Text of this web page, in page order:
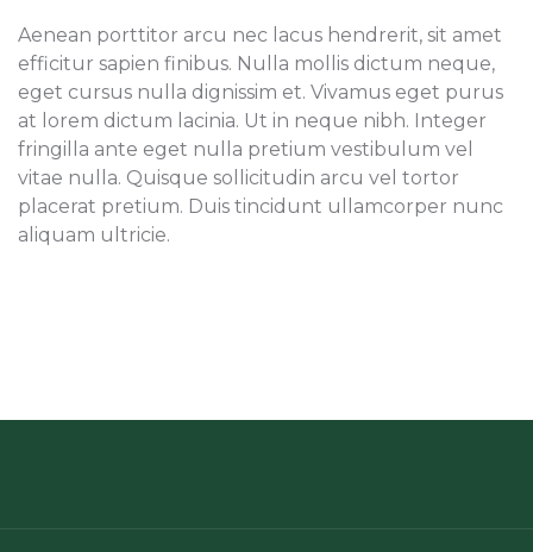
Aenean porttitor arcu nec lacus hendrerit, sit amet
efficitur sapien finibus. Nulla mollis dictum neque,
eget cursus nulla dignissim et. Vivamus eget purus
at lorem dictum lacinia. Ut in neque nibh. Integer
fringilla ante eget nulla pretium vestibulum vel
vitae nulla. Quisque sollicitudin arcu vel tortor
placerat pretium. Duis tincidunt ullamcorper nunc
aliquam ultricie.